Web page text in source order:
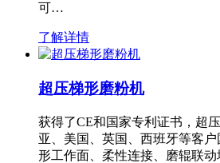
可…
了解详情
超压梯形磨粉机
获得了CE和国家专利证书，超
亚、美国、英国、西班牙等客
形工作面、柔性连接、磨辊联